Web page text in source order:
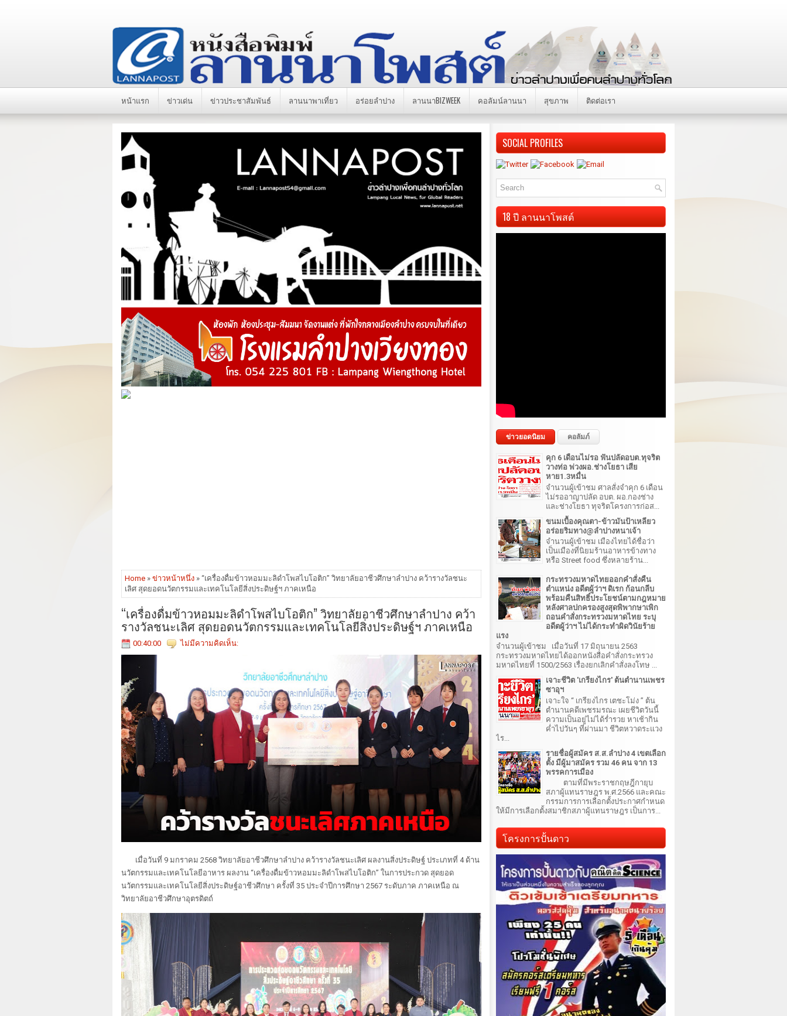
หน้าแรก ข่าวเด่น ข่าวประชาสัมพันธ์ ลานนาพาเที่ยว อร่อยลำปาง ลานนาBIZWEEK คอลัมน์ลานนา สุขภาพ ติดต่อเรา
Home » ข่าวหน้าหนึ่ง » “เครื่องดื่มข้าวหอมมะลิดำโพสไบโอติก” วิทยาลัยอาชีวศึกษาลำปาง คว้ารางวัลชนะ
เลิศ สุดยอดนวัตกรรมและเทคโนโลยีสิ่งประดิษฐ์ฯ ภาคเหนือ
“เครื่องดื่มข้าวหอมมะลิดำโพสไบโอติก” วิทยาลัยอาชีวศึกษาลำปาง คว้า
รางวัลชนะเลิศ สุดยอดนวัตกรรมและเทคโนโลยีสิ่งประดิษฐ์ฯ ภาคเหนือ
00:40:00 ไม่มีความคิดเห็น:
เมื่อวันที่ 9 มกราคม 2568 วิทยาลัยอาชีวศึกษาลำปาง คว้ารางวัลชนะเลิศ ผลงานสิ่งประดิษฐ์ ประเภทที่ 4 ด้าน
นวัตกรรมและเทคโนโลยีอาหาร ผลงาน “เครื่องดื่มข้าวหอมมะลิดำโพสไบโอติก” ในการประกวด สุดยอด
นวัตกรรมและเทคโนโลยีสิ่งประดิษฐ์อาชีวศึกษา ครั้งที่ 35 ประจำปีการศึกษา 2567 ระดับภาค ภาคเหนือ ณ
วิทยาลัยอาชีวศึกษาอุตรดิตถ์
SOCIAL PROFILES
18 ปี ลานนาโพสต์
ข่าวยอดนิยม คอลัมภ์
คุก 6 เดือนไม่รอ ฟันปลัดอบต.ทุจริต
วางท่อ พ่วงผอ.ช่างโยธา เสีย
หาย1.3หมื่น
จำนวนผู้เข้าชม ศาลสั่งจำคุก 6 เดือน
ไม่รออาญาปลัด อบต. ผอ.กองช่าง
และช่างโยธา ทุจริตโครงการก่อส...
ขนมเบื้องคุณตา-ข้าวมันป้าเหลียว
อร่อยริมทาง@ลำปางหนาเจ้า
จำนวนผู้เข้าชม เมืองไทยได้ชื่อว่า
เป็นเมืองที่นิยมร้านอาหารข้างทาง
หรือ Street food ซึ่งหลายร้าน...
กระทรวงมหาดไทยออกคำสั่งคืน
ตำแหน่ง อดีตผู้ว่าฯ ดิเรก ก้อนกลีบ
พร้อมคืนสิทธิ์ประโยชน์ตามกฎหมาย
หลังศาลปกครองสูงสุดพิพากษาเพิก
ถอนคำสั่งกระทรวงมหาดไทย ระบุ
อดีตผู้ว่าฯ ไม่ได้กระทำผิดวินัยร้าย
แรง
จำนวนผู้เข้าชม เมื่อวันที่ 17 มิถุนายน 2563
กระทรวงมหาดไทยได้ออกหนังสือคำสั่งกระทรวง
มหาดไทยที่ 1500/2563 เรื่องยกเลิกคำสั่งลงโทษ ...
เจาะชีวิต 'เกรียงไกร' ต้นตำนานเพชร
ซาอุฯ
เจาะใจ “ เกรียงไกร เตชะโม่ง ” ต้น
ตำนานคดีเพชรมรณะ เผยชีวิตวันนี้
ความเป็นอยู่ไม่ได้ร่ำรวย หาเช้ากิน
ค่ำไปวันๆ ที่ผ่านมา ชีวิตหวาดระแวง
ไร...
รายชื่อผู้สมัคร ส.ส.ลำปาง 4 เขตเลือก
ตั้ง มีผู้มาสมัคร รวม 46 คน จาก 13
พรรคการเมือง
ตามที่มีพระราชกฤษฎีกายุบ
สภาผู้แทนราษฎร พ.ศ.2566 และคณะ
กรรมการการเลือกตั้งประกาศกำหนด
ให้มีการเลือกตั้งสมาชิกสภาผู้แทนราษฎร เป็นการ...
โครงการปั้นดาว